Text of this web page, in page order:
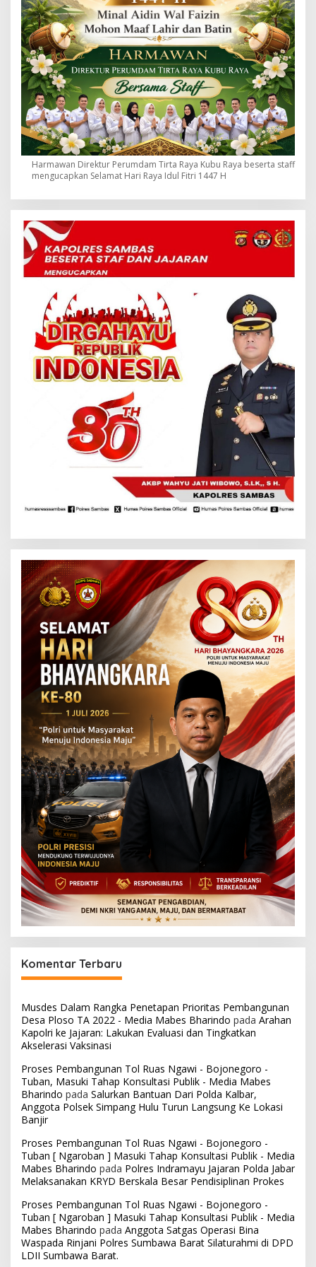
Harmawan Direktur Perumdam Tirta Raya Kubu Raya beserta staff
mengucapkan Selamat Hari Raya Idul Fitri 1447 H
Komentar Terbaru
Musdes Dalam Rangka Penetapan Prioritas Pembangunan
Desa Ploso TA 2022 - Media Mabes Bharindo pada Arahan
Kapolri ke Jajaran: Lakukan Evaluasi dan Tingkatkan
Akselerasi Vaksinasi
Proses Pembangunan Tol Ruas Ngawi - Bojonegoro -
Tuban, Masuki Tahap Konsultasi Publik - Media Mabes
Bharindo pada Salurkan Bantuan Dari Polda Kalbar,
Anggota Polsek Simpang Hulu Turun Langsung Ke Lokasi
Banjir
Proses Pembangunan Tol Ruas Ngawi - Bojonegoro -
Tuban [ Ngaroban ] Masuki Tahap Konsultasi Publik - Media
Mabes Bharindo pada Polres Indramayu Jajaran Polda Jabar
Melaksanakan KRYD Berskala Besar Pendisiplinan Prokes
Proses Pembangunan Tol Ruas Ngawi - Bojonegoro -
Tuban [ Ngaroban ] Masuki Tahap Konsultasi Publik - Media
Mabes Bharindo pada Anggota Satgas Operasi Bina
Waspada Rinjani Polres Sumbawa Barat Silaturahmi di DPD
LDII Sumbawa Barat.